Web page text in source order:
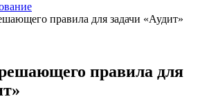
правила для задачи «Аудит»
правила для